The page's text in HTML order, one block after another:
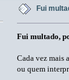
Fui
Fui multado,
Cada vez mais
ou quem